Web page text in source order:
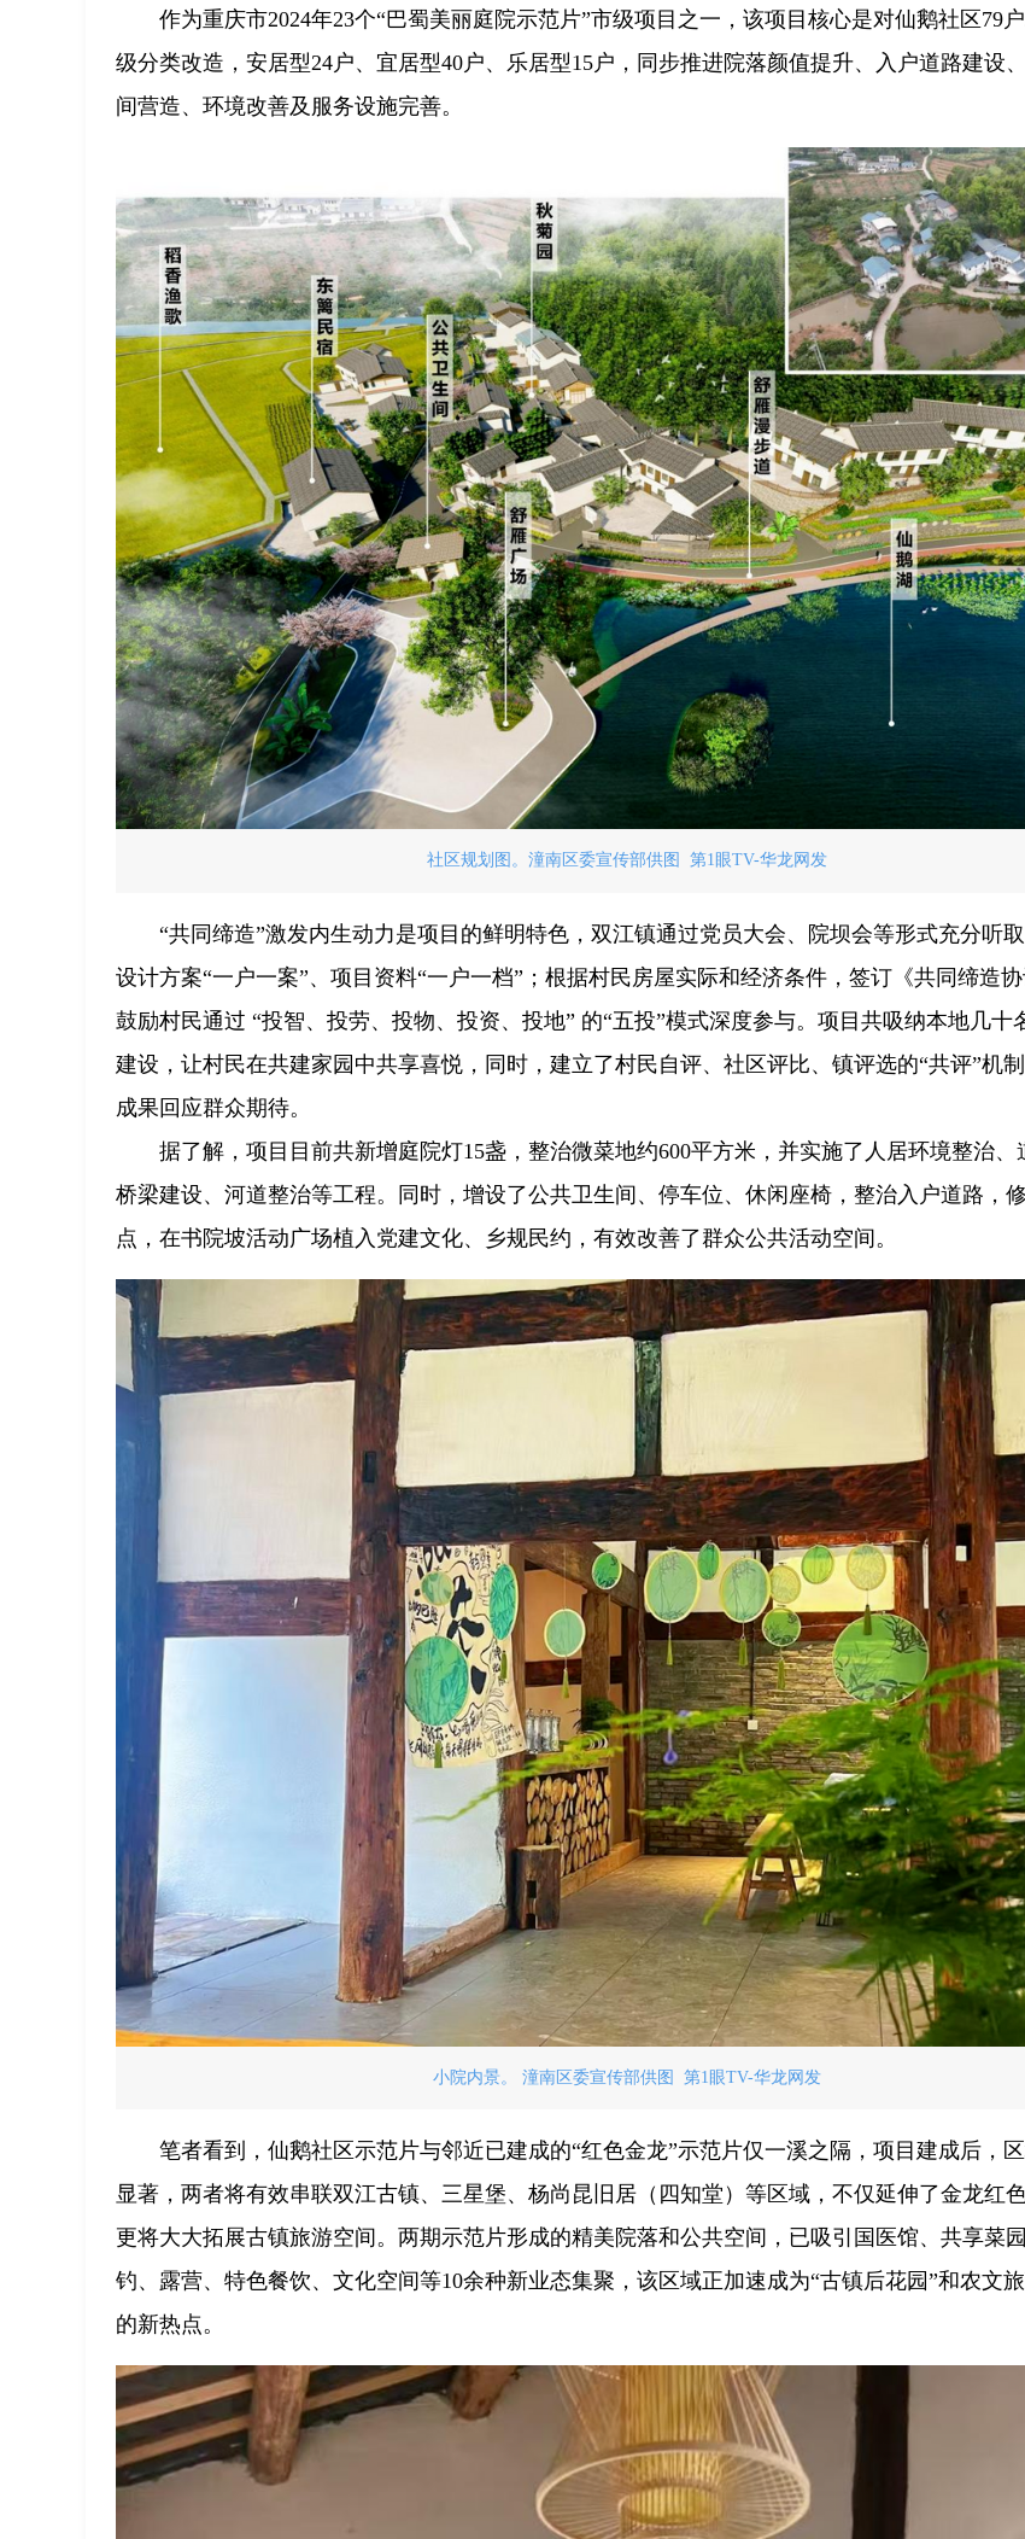
作为重庆市2024年23个“巴蜀美丽庭院示范片”市级项目之一，该项目核心是对仙鹅社区79
级分类改造，安居型24户、宜居型40户、乐居型15户，同步推进院落颜值提升、入户道路建设
间营造、环境改善及服务设施完善。
社区规划图。潼南区委宣传部供图 第1眼TV-华龙网发
“共同缔造”激发内生动力是项目的鲜明特色，双江镇通过党员大会、院坝会等形式充分听
设计方案“一户一案”、项目资料“一户一档”；根据村民房屋实际和经济条件，签订《共同缔造
鼓励村民通过 “投智、投劳、投物、投资、投地” 的“五投”模式深度参与。项目共吸纳本地几十
建设，让村民在共建家园中共享喜悦，同时，建立了村民自评、社区评比、镇评选的“共评”机
成果回应群众期待。
据了解，项目目前共新增庭院灯15盏，整治微菜地约600平方米，并实施了人居环境整治、
桥梁建设、河道整治等工程。同时，增设了公共卫生间、停车位、休闲座椅，整治入户道路，
点，在书院坡活动广场植入党建文化、乡规民约，有效改善了群众公共活动空间。
小院内景。 潼南区委宣传部供图 第1眼TV-华龙网发
笔者看到，仙鹅社区示范片与邻近已建成的“红色金龙”示范片仅一溪之隔，项目建成后，
显著，两者将有效串联双江古镇、三星堡、杨尚昆旧居（四知堂）等区域，不仅延伸了金龙红
更将大大拓展古镇旅游空间。两期示范片形成的精美院落和公共空间，已吸引国医馆、共享菜
钓、露营、特色餐饮、文化空间等10余种新业态集聚，该区域正加速成为“古镇后花园”和农文
的新热点。